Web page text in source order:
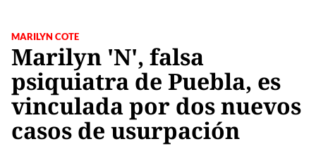
MARILYN COTE
Marilyn 'N', falsa
psiquiatra de Puebla, es
vinculada por dos nuevos
casos de usurpación